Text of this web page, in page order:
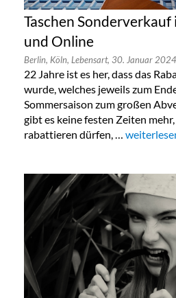
Taschen
und Online
Berlin, Köln, Lebensart, 30. Januar 2024
22 Jahre ist es her, dass das
wurde, welches jeweils zum
Sommersaison zum großen
gibt es keine festen Zeiten
rabattieren dürfen, … „Taschen